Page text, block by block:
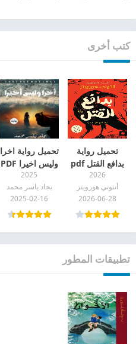
كتب أخرى
تحميل رواية
بدافع القتل pdf
2026
أنتوني هورويتز
2026-06-28
تحميل رواية اخرا
وليس اخيرا PDF
2025
بجاد ياسر محمد
2025-02-16
تطبيقات المطور